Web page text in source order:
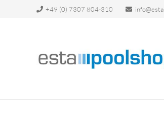
+49 (0) 7307 804-310